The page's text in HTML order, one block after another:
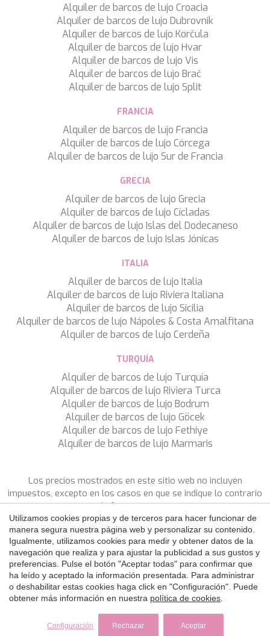
Alquiler de barcos de lujo Croacia
Alquiler de barcos de lujo Dubrovnik
Alquiler de barcos de lujo Korčula
Alquiler de barcos de lujo Hvar
Alquiler de barcos de lujo Vis
Alquiler de barcos de lujo Brač
Alquiler de barcos de lujo Split
FRANCIA
Alquiler de barcos de lujo Francia
Alquiler de barcos de lujo Córcega
Alquiler de barcos de lujo Sur de Francia
GRECIA
Alquiler de barcos de lujo Grecia
Alquiler de barcos de lujo Cícladas
Alquiler de barcos de lujo Islas del Dodecaneso
Alquiler de barcos de lujo Islas Jónicas
ITALIA
Alquiler de barcos de lujo Italia
Alquiler de barcos de lujo Riviera Italiana
Alquiler de barcos de lujo Sicilia
Alquiler de barcos de lujo Nápoles & Costa Amalfitana
Alquiler de barcos de lujo Cerdeña
TURQUÍA
Alquiler de barcos de lujo Turquía
Alquiler de barcos de lujo Riviera Turca
Alquiler de barcos de lujo Bodrum
Alquiler de barcos de lujo Göcek
Alquiler de barcos de lujo Fethiye
Alquiler de barcos de lujo Marmaris
Los precios mostrados en este sitio web no incluyen
impuestos, excepto en los casos en que se indique lo contrario
de forma expresa.
SÍGANOS
Copyright ©2026 SNS Yacht Charter
Política de Privacidad
Política de Cookies
Aviso Legal
byiEstrategic
Utilizamos cookies propias y de terceros para hacer funcionar de
manera segura nuestra página web y personalizar su contenido.
Igualmente, utilizamos cookies para medir y obtener datos de la
navegación que realiza y para ajustar la publicidad a sus gustos y
preferencias. Pulse el botón "Aceptar todas" para confirmar que
ha leído y aceptado la información presentada. Para administrar
o deshabilitar estas cookies haga click en "Configuración". Puede
obtener más información en nuestra política de cookies
Configuración Rechazar Aceptar
Guardar configuración Aceptar todas